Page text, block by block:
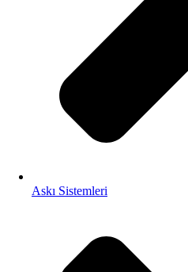
Askı Sistemleri